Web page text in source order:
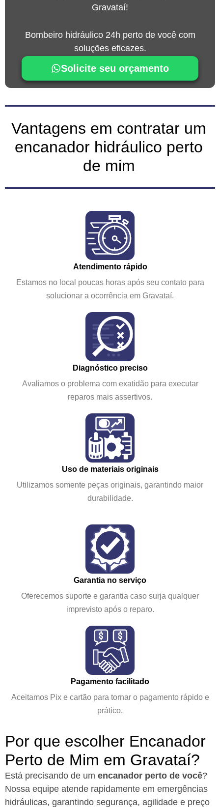
Gravataí!
Bombeiro hidráulico 24h perto de você com
soluções eficazes.
Solicite seu orçamento
Vantagens em contratar um
encanador hidráulico perto
de mim
Atendimento rápido
Estamos no local poucas horas após seu contato para
solucionar a ocorrência em Gravataí.
Diagnóstico preciso
Avaliamos o problema com exatidão para executar
reparos mais assertivos.
Uso de materiais originais
Utilizamos somente peças originais, garantindo maior
durabilidade.
Garantia no serviço
Oferecemos suporte e garantia caso surja qualquer
imprevisto após o reparo.
Pagamento facilitado
Aceitamos Pix e cartão para tornar o pagamento rápido e
prático.
Por que escolher Encanador
Perto de Mim em Gravataí?​
Está precisando de um encanador perto de você?
Nossa equipe atende rapidamente em emergências
hidráulicas, garantindo segurança, agilidade e preço